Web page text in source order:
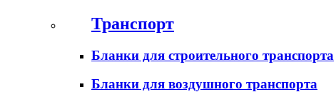
Транспорт
Бланки для строительного транспорта
Бланки для воздушного транспорта